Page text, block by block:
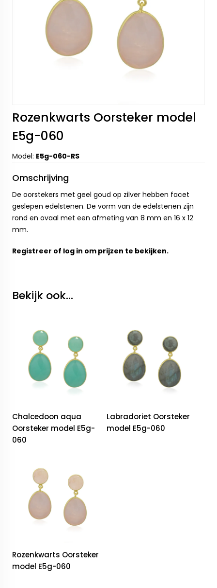
Rozenkwarts Oorsteker model
E5g-060
Model: E5g-060-RS
Omschrijving
De oorstekers met geel goud op zilver hebben facet
geslepen edelstenen. De vorm van de edelstenen zijn
rond en ovaal met een afmeting van 8 mm en 16 x 12
mm.
Registreer of log in om prijzen te bekijken.
Bekijk ook...
Chalcedoon aqua
Oorsteker model E5g-
060
Labradoriet Oorsteker
model E5g-060
Rozenkwarts Oorsteker
model E5g-060